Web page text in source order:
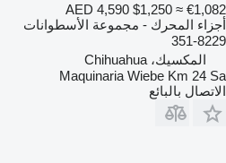
AED 4,590 $1,250 ≈ €1,082
أجزاء المحرك - مجموعة الأسطوانات
351-8229
المكسيك، Chihuahua
Maquinaria Wiebe Km 24 Sa
الاتصال بالبائع